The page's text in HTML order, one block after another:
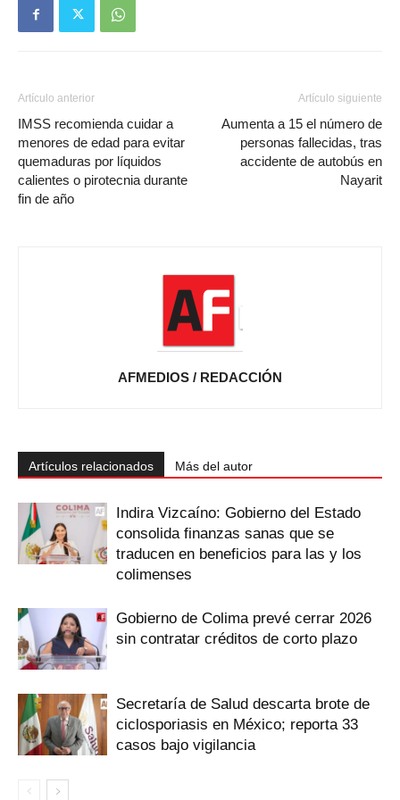
Artículo anterior
IMSS recomienda cuidar a
menores de edad para evitar
quemaduras por líquidos
calientes o pirotecnia durante
fin de año
Artículo siguiente
Aumenta a 15 el número de
personas fallecidas, tras
accidente de autobús en
Nayarit
AFMEDIOS / REDACCIÓN
Artículos relacionados Más del autor
Indira Vizcaíno: Gobierno del Estado
consolida finanzas sanas que se
traducen en beneficios para las y los
colimenses
Gobierno de Colima prevé cerrar 2026
sin contratar créditos de corto plazo
Secretaría de Salud descarta brote de
ciclosporiasis en México; reporta 33
casos bajo vigilancia